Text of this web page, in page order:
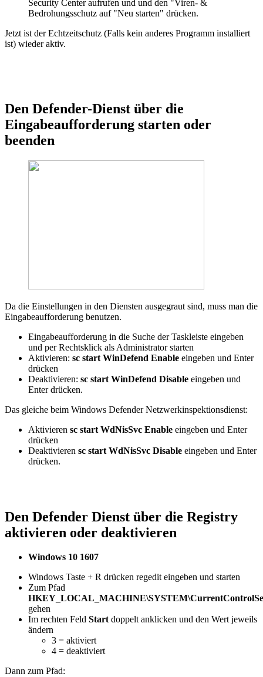
Security Center aufrufen und und den "Viren- &
Bedrohungsschutz auf "Neu starten" drücken.
Jetzt ist der Echtzeitschutz (Falls kein anderes Programm installiert
ist) wieder aktiv.
Den Defender-Dienst über die
Eingabeaufforderung starten oder
beenden
Da die Einstellungen in den Diensten ausgegraut sind, muss man die
Eingabeaufforderung benutzen.
Eingabeaufforderung in die Suche der Taskleiste eingeben
und per Rechtsklick als Administrator starten
Aktivieren: sc start WinDefend Enable eingeben und Enter
drücken
Deaktivieren: sc start WinDefend Disable eingeben und
Enter drücken.
Das gleiche beim Windows Defender Netzwerkinspektionsdienst:
Aktivieren sc start WdNisSvc Enable eingeben und Enter
drücken
Deaktivieren sc start WdNisSvc Disable eingeben und Enter
drücken.
Den Defender Dienst über die Registry
aktivieren oder deaktivieren
Windows 10 1607
Windows Taste + R drücken regedit eingeben und starten
Zum Pfad
gehen
Im rechten Feld Startdoppelt anklicken und den Wert jeweils
ändern
3 = aktiviert
4 = deaktiviert
Dann zum Pfad: